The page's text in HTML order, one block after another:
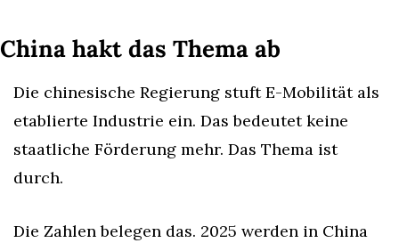
China hakt das Thema ab
Die chinesische Regierung stuft E-Mobilität als
etablierte Industrie ein. Das bedeutet keine
staatliche Förderung mehr. Das Thema ist
durch.
Die Zahlen belegen das. 2025 werden in China